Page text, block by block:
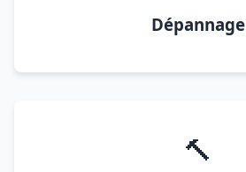
Dépannage
🔨